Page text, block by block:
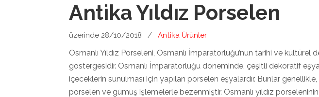
Antika Yıldız Porselen
üzerinde 28/10/2018 / Antika Ürünler
Osmanlı Yıldız Porseleni, Osmanlı İmparatorluğu’nun tarihi ve kültürel
göstergesidir. Osmanlı İmparatorluğu döneminde, çeşitli dekoratif
içeceklerin sunulması için yapılan porselen eşyalardır. Bunlar
porselen ve gümüş işlemelerle bezenmiştir. Osmanlı yıldız